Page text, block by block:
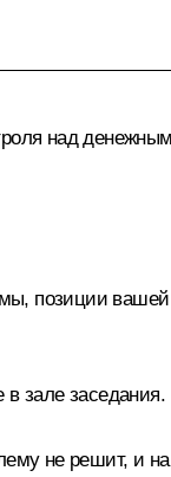
над
позиции
зале заседания.
не решит, и на